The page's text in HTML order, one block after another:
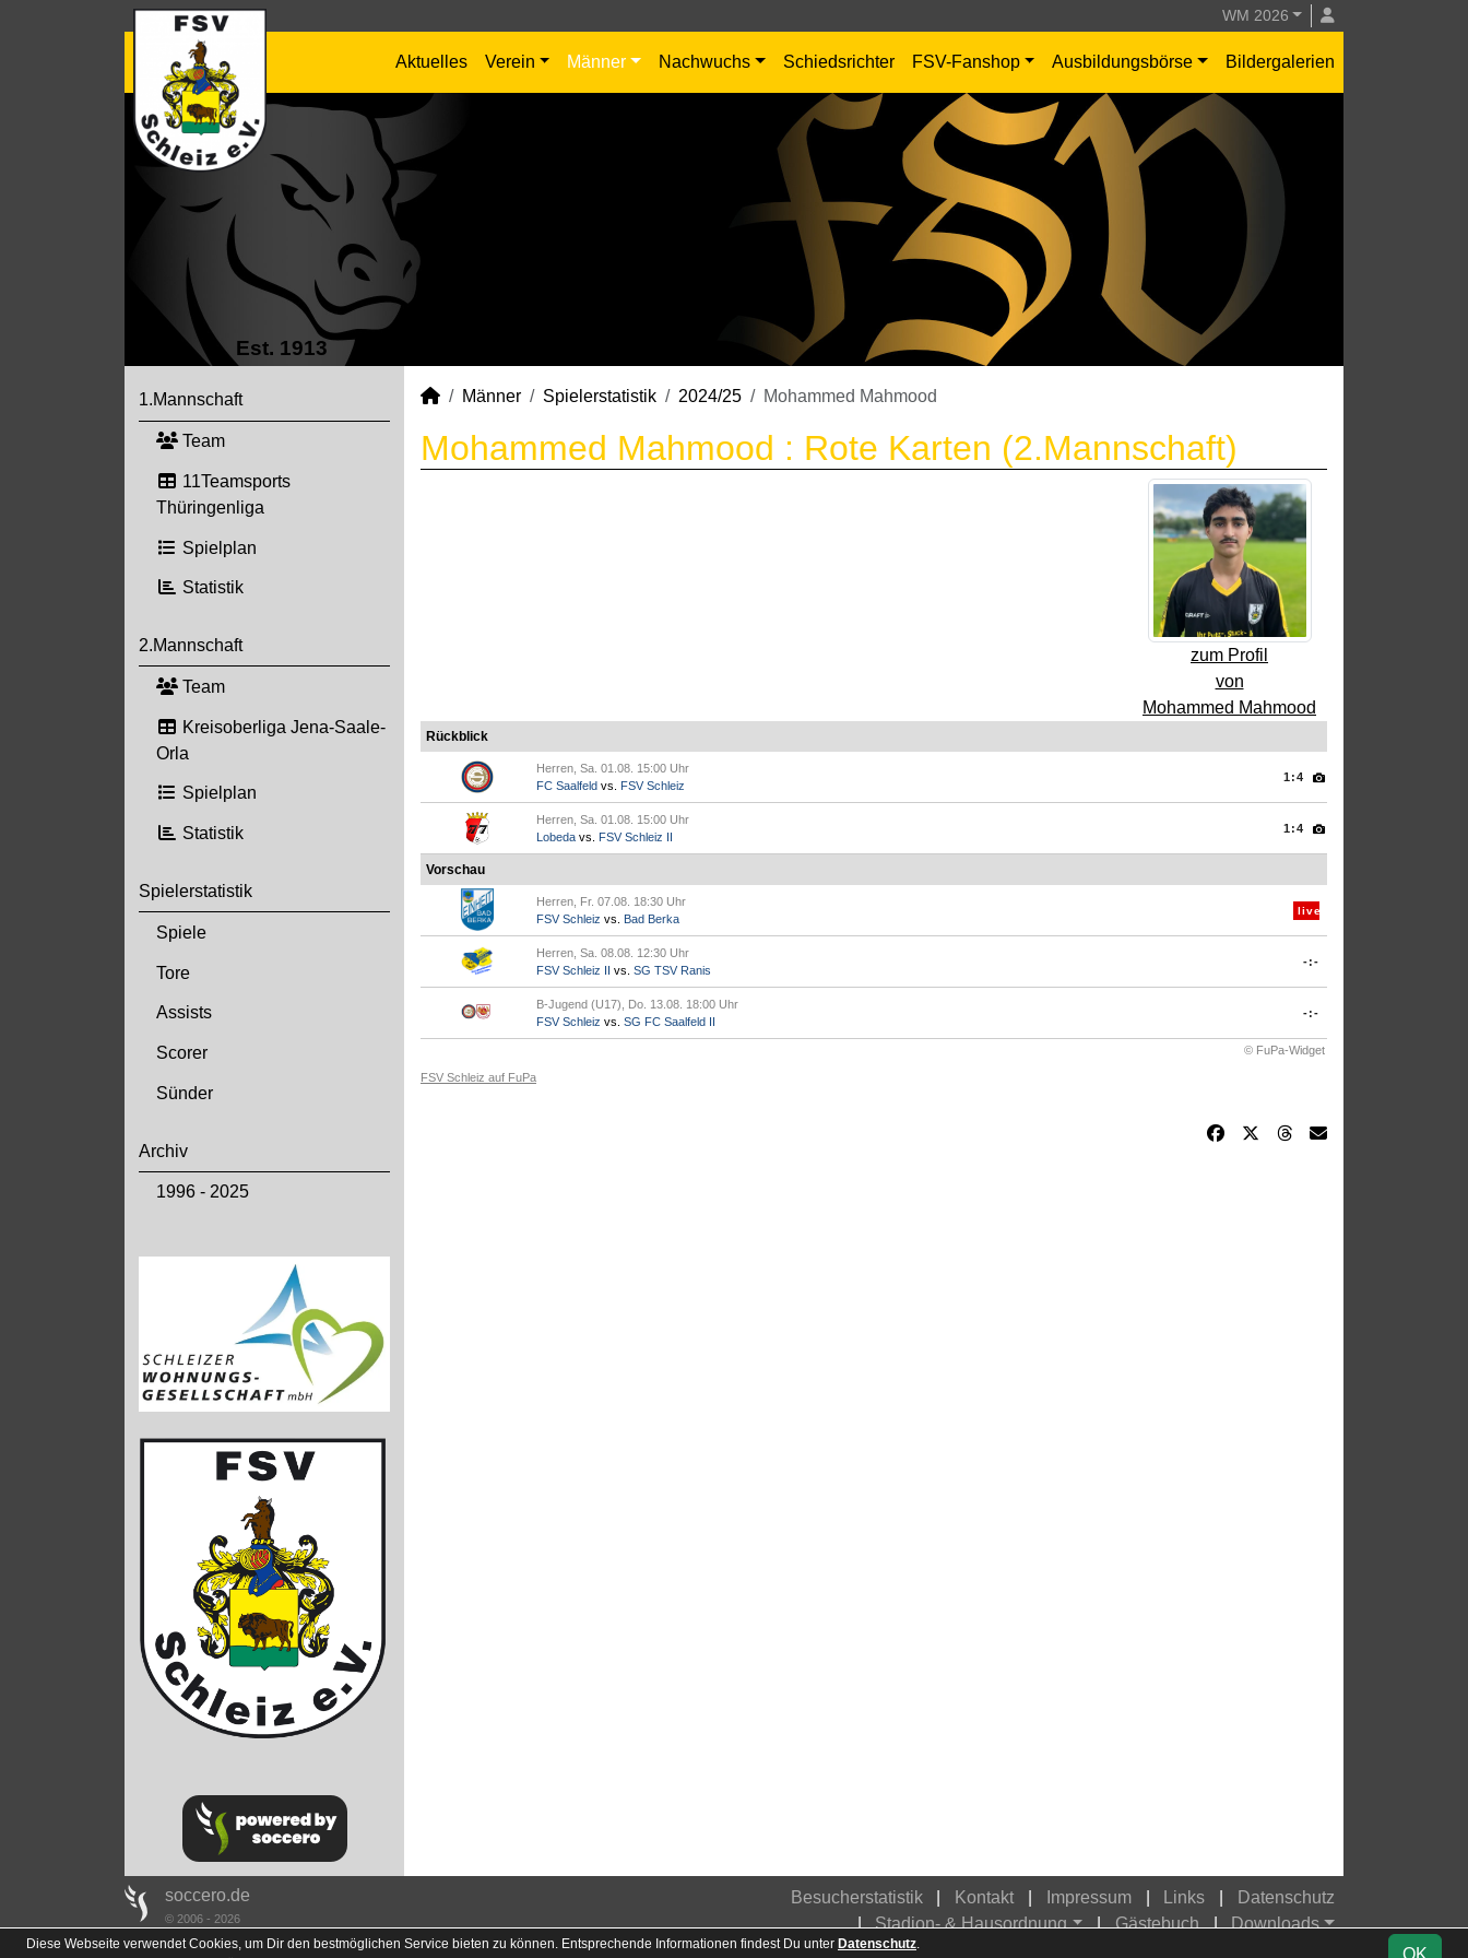
WM 2026
Aktuelles Verein Männer Nachwuchs Schiedsrichter FSV-Fanshop Ausbildungsbörse Bildergalerien
Est. 1913
1.Mannschaft
Team
11Teamsports
Thüringenliga
Spielplan
Statistik
2.Mannschaft
Team
Kreisoberliga Jena-Saale-
Orla
Spielplan
Statistik
Spielerstatistik
Spiele
Tore
Assists
Scorer
Sünder
Archiv
1996 - 2025
Männer Spielerstatistik 2024/25 Mohammed Mahmood
Mohammed Mahmood : Rote Karten (2.Mannschaft)
zum Profil
von
Mohammed Mahmood
Rückblick
Herren, Sa. 01.08. 15:00 Uhr
FC Saalfeld vs. FSV Schleiz
1:4
Herren, Sa. 01.08. 15:00 Uhr
Lobeda vs. FSV Schleiz II
1:4
Vorschau
Herren, Fr. 07.08. 18:30 Uhr
FSV Schleiz vs. Bad Berka
live
Herren, Sa. 08.08. 12:30 Uhr
FSV Schleiz II vs. SG TSV Ranis
-:-
B-Jugend (U17), Do. 13.08. 18:00 Uhr
FSV Schleiz vs. SG FC Saalfeld II
-:-
© FuPa-Widget
FSV Schleiz auf FuPa
soccero.de
© 2006 - 2026
Besucherstatistik Kontakt Impressum Links
Datenschutz
Stadion- & Hausordnung
Gästebuch
Downloads
OK
Diese Webseite verwendet Cookies, um Dir den bestmöglichen Service bieten zu können. Entsprechende Informationen findest Du unter Datenschutz.